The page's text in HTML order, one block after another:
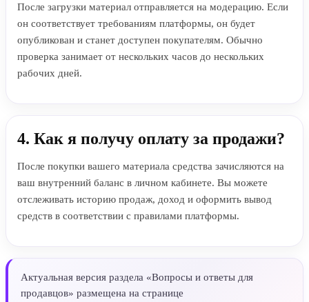
После загрузки материал отправляется на модерацию. Если
он соответствует требованиям платформы, он будет
опубликован и станет доступен покупателям. Обычно
проверка занимает от нескольких часов до нескольких
рабочих дней.
4. Как я получу оплату за продажи?
После покупки вашего материала средства зачисляются на
ваш внутренний баланс в личном кабинете. Вы можете
отслеживать историю продаж, доход и оформить вывод
средств в соответствии с правилами платформы.
Актуальная версия раздела «Вопросы и ответы для
продавцов» размещена на странице